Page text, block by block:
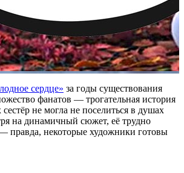
сердце» за годы существования
фанатов — трогательная история
не могла не поселиться в душах
на динамичный сюжет, её трудно
правда, некоторые художники готовы